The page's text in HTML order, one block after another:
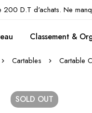
200 D.T d'achats. Ne
Classement &
Cartables Cartable
SOLD OUT